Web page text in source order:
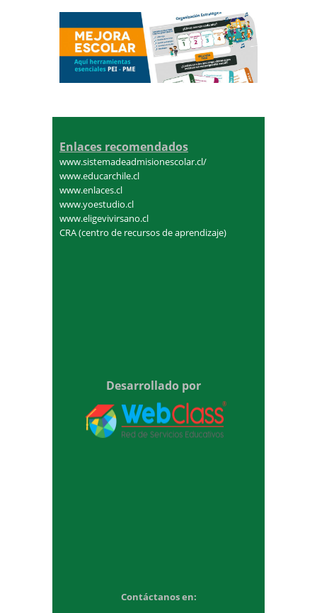
Enlaces recomendados
www.sistemadeadmisionescolar.cl/
www.educarchile.cl
www.enlaces.cl
www.yoestudio.cl
www.eligevivirsano.cl
CRA (centro de recursos de aprendizaje)
Desarrollado por
Contáctanos en: